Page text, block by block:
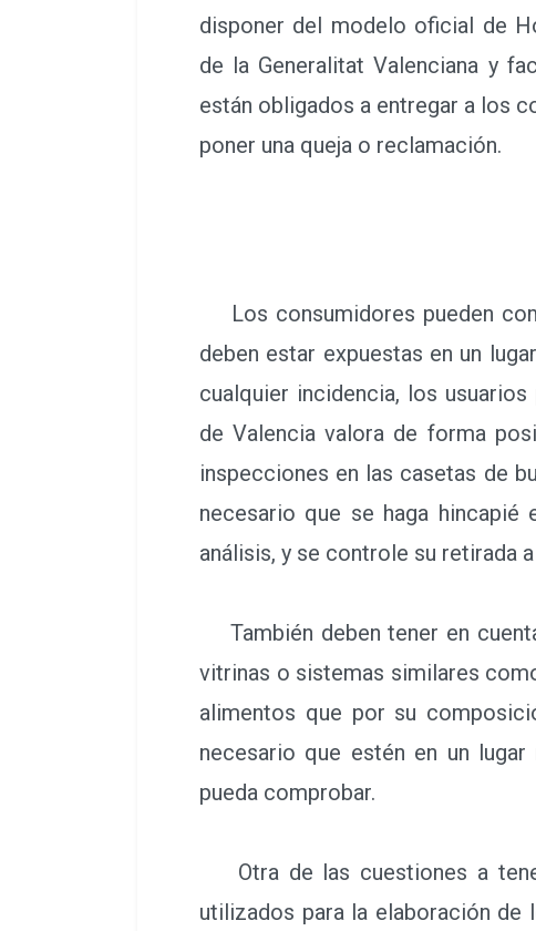
disponer del modelo oficial de
de la Generalitat Valenciana y
están obligados a entregar a los
poner una queja o reclamación.
Los consumidores pueden
deben estar expuestas en un
cualquier incidencia, los
de Valencia valora de forma
inspecciones en las casetas de
necesario que se haga
análisis, y se controle su retirada
También deben tener en
vitrinas o sistemas similares
alimentos que por su
necesario que estén en un
pueda comprobar.
Otra de las cuestiones a
utilizados para la elaboración